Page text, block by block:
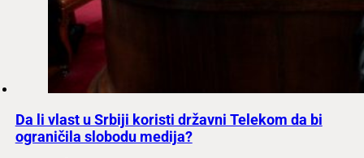
Da li vlast u Srbiji koristi državni Telekom da bi
ograničila slobodu medija?